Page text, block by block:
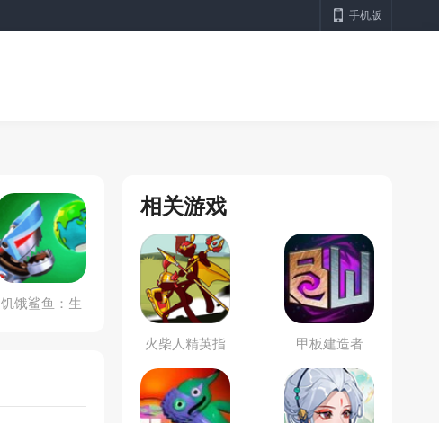
手机版
饥饿鲨鱼：生
相关游戏
火柴人精英指
挥官
甲板建造者